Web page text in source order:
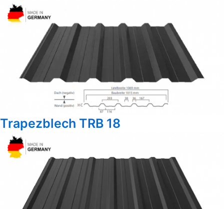
Trapezblech TRB 18